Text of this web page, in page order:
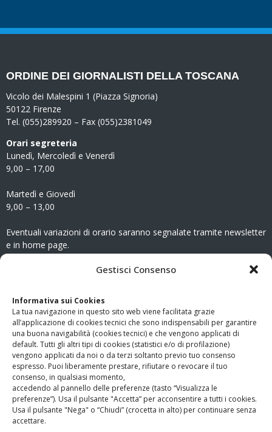
Gestisci Consenso
Informativa sui Cookies
La tua navigazione in questo sito web viene facilitata grazie
all’applicazione di cookies tecnici che sono indispensabili per garantire
una buona navigabilità (cookies tecnici) e che vengono applicati di
default. Tutti gli altri tipi di cookies (statistici e/o di profilazione)
vengono applicati da noi o da terzi soltanto previo tuo consenso
espresso. Puoi liberamente prestare, rifiutare o revocare il tuo
consenso, in qualsiasi momento,
accedendo al pannello delle preferenze (tasto “Visualizza le
preferenze”). Usa il pulsante "Accetta” per acconsentire a tutti i cookies.
Usa il pulsante "Nega" o “Chiudi” (crocetta in alto) per continuare senza
accettare.
ORDINE DEI GIORNALISTI DELLA TOSCANA
Vicolo dei Malespini 1 (Piazza Signoria)
50122 Firenze
Tel. (055)289920 – Fax (055)2381049
Orari segreteria
Lunedì, Mercoledì e Venerdì
9,00 – 17,00
Martedì e Giovedì
9,00 – 13,00
Eventuali variazioni di orario saranno segnalate tramite newsletter
e in home page.
www.odg.toscana.it – testata registrata presso il Tribunale di
Firenze al nr. 5208 dell’ 08.10.2002. Direttore responsabile:
Giampaolo Marchini – C.F. 80005790482
LINK UTILI
PagoPA
Privacy Policy